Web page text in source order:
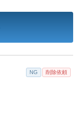
NG 削除依頼